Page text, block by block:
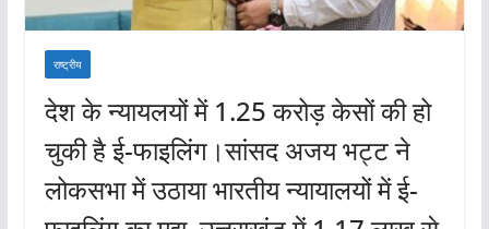
राष्ट्रीय
देश के न्यायलयों में 1.25 करोड़ केसों की हो
चुकी है ई-फाइलिंग।सांसद अजय भट्ट ने
लोकसभा में उठाया भारतीय न्यायालयों में ई-